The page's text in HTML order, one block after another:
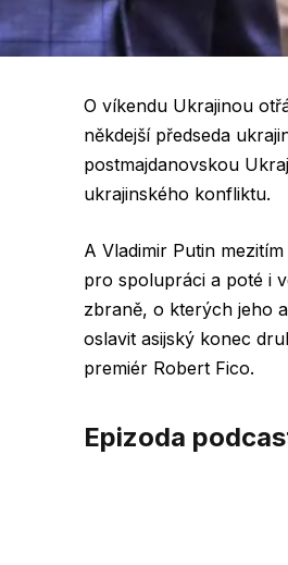
O víkendu Ukrajinou
někdejší předseda
postmajdanovskou
ukrajinského konfliktu.
A Vladimir Putin
pro spolupráci a poté i
zbraně, o kterých jeho
oslavit asijský konec
premiér Robert Fico.
Epizoda